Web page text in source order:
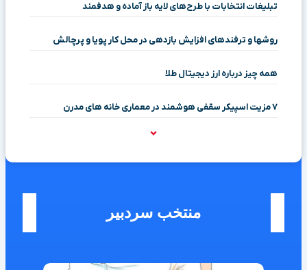
تبلیغات انتخابات با طرح‌های لایه باز آماده و هدفمند
روشها و ترفندهای افزایش بازدهی در محل کار پویا و پرچالش
همه چیز درباره ارز دیجیتال طلا
۷ مزیت اسپیکر سقفی هوشمند در معماری خانه‌ های مدرن
منتخب سردبیر